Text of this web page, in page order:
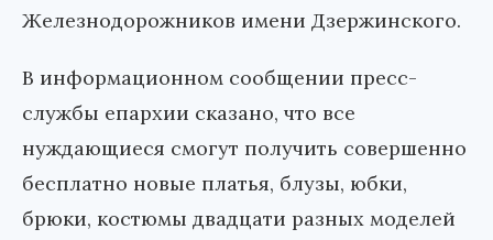
Железнодорожников имени Дзержинского.
В информационном сообщении пресс-
службы епархии сказано, что все
нуждающиеся смогут получить совершенно
бесплатно новые платья, блузы, юбки,
брюки, костюмы двадцати разных моделей